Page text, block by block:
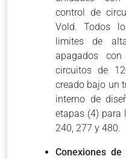
control de
Vold. Todos
limites de
apagados
circuitos de
creado bajo un
interno de
etapas (4) para
240, 277 y 480.
Conexiones de